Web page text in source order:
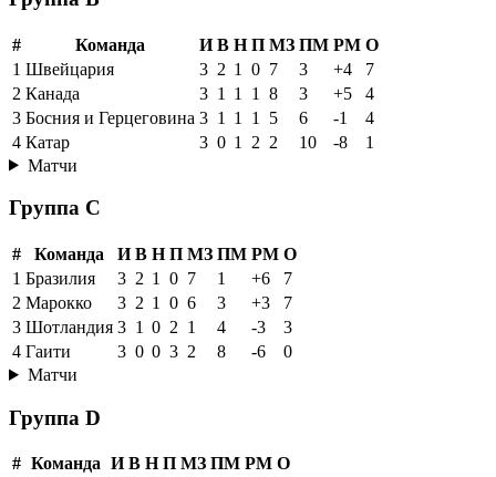
# Команда И В Н П МЗ ПМ РМ О
1 Швейцария 3 2 1 0 7 3 +4
7
2 Канада 3 1 1 1 8 3 +5
4
3 Босния и Герцеговина 3 1 1 1 5 6 -1
4
4 Катар 3 0 1 2 2 10 -8
1
Матчи
Группа C
# Команда И В Н П МЗ ПМ РМ О
1 Бразилия 3 2 1 0 7 1 +6
7
2 Марокко 3 2 1 0 6 3 +3
7
3 Шотландия 3 1 0 2 1 4 -3
3
4 Гаити 3 0 0 3 2 8 -6
0
Матчи
Группа D
# Команда И В Н П МЗ ПМ РМ О